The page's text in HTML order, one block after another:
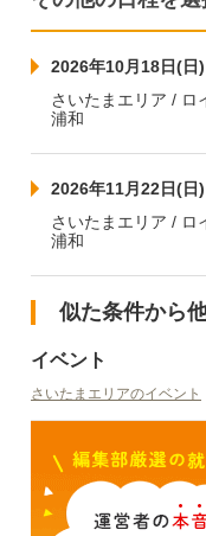
2026年10月18日(
さいたまエリア / ロ
浦和
2026年11月22日(
さいたまエリア / ロ
浦和
似た条件から
イベント
さいたまエリアのイベント